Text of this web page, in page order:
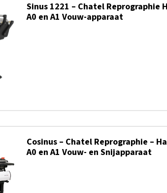
Sinus 1221 – Chatel Reprographie
A0 en A1 Vouw-apparaat
Cosinus – Chatel Reprographie –
A0 en A1 Vouw- en Snijapparaat